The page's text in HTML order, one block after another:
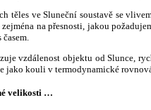
těles ve Sluneční soustavě se
na přesnosti, jakou
vzdálenost objektu od Slunce,
jako kouli v termodynamické
velikosti …